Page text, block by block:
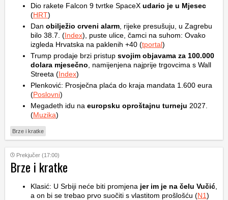
Dio rakete Falcon 9 tvrtke SpaceX udario je u Mjesec
(HRT)
Dan obilježio crveni alarm , rijeke presušuju, u Zagrebu
bilo 38.7. (Index), puste ulice, čamci na suhom: Ovako
izgleda Hrvatska na paklenih +40 (tportal)
Trump prodaje brzi pristup svojim objavama za 100.000
dolara mjesečno , namijenjena najprije trgovcima s Wall
Streeta (Index)
Plenković: Prosječna plaća do kraja mandata 1.600 eura
(Poslovni)
Megadeth idu na europsku oproštajnu turneju 2027.
(Muzika)
Brze i kratke
Prekjučer (17:00)
Brze i kratke
Klasić: U Srbiji neće biti promjena jer im je na čelu Vučić
a on bi se trebao prvo suočiti s vlastitom prošlošću (N1)